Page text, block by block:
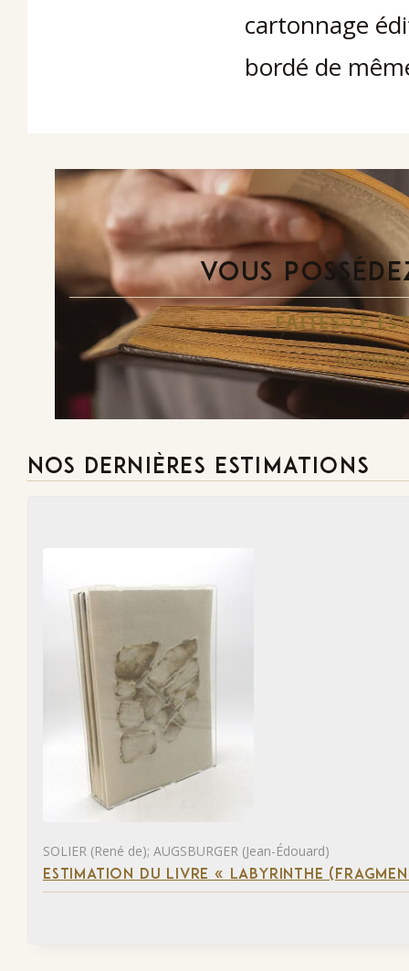
cartonnage
bordé de
VOUS
FAITES-LE
NOS DERNIÈRES ESTIMATIONS
SOLIER (René de); AUGSBURGER (Jean-Édouard)
ESTIMATION DU LIVRE « LABYRINTHE